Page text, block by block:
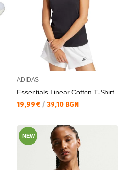
ADIDAS
Essentials Linear Cotton T-Shirt
Текуща цена:
19,99 € / 39,10 BGN
NEW